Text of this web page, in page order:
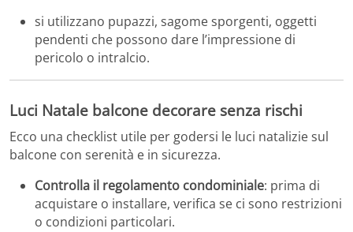
si utilizzano pupazzi, sagome sporgenti, oggetti
pendenti che possono dare l’impressione di
pericolo o intralcio.
Luci Natale balcone decorare senza rischi
Ecco una checklist utile per godersi le luci natalizie sul
balcone con serenità e in sicurezza.
Controlla il regolamento condominiale: prima di
acquistare o installare, verifica se ci sono restrizioni
o condizioni particolari.